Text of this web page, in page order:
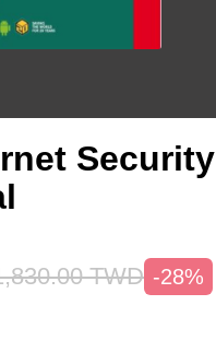
TWD -28%